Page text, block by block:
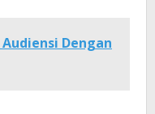
Dengan